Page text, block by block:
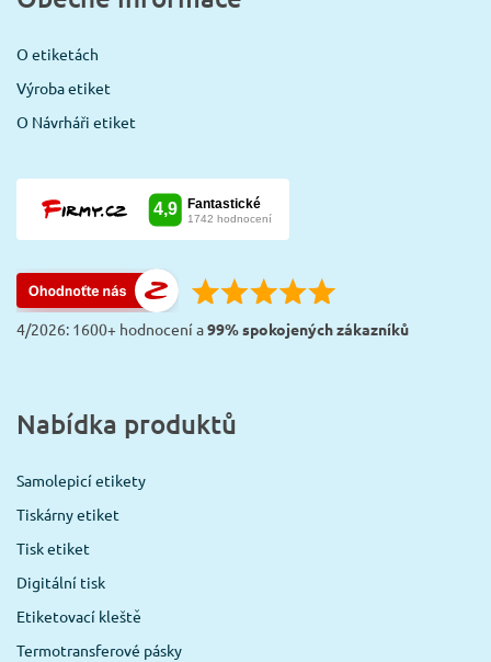
O etiketách
Výroba etiket
O Návrháři etiket
4/2026: 1600+ hodnocení a99% spokojených zákazníků
Nabídka produktů
Samolepicí etikety
Tiskárny etiket
Tisk etiket
Digitální tisk
Etiketovací kleště
Termotransferové pásky